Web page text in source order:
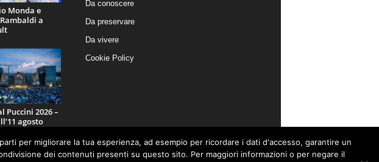
Monda e
a
Puccini 2026 –
agosto
Da conoscere
Da preservare
Da vivere
Cookie Policy
per migliorare la tua esperienza, ad esempio per ricordare i dati d'accesso, garantire un
dei contenuti presenti su questo sito. Per maggiori informazioni o per negare il